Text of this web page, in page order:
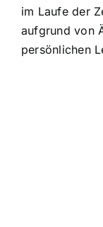
im Laufe der
aufgrund von
persönlichen